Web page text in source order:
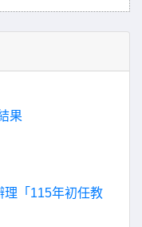
果
理「115年初任教